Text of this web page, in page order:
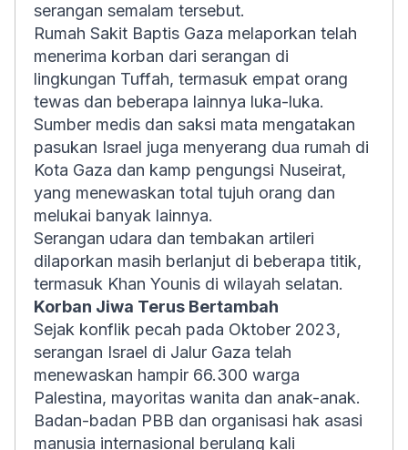
serangan semalam tersebut.
Rumah Sakit Baptis Gaza melaporkan telah
menerima korban dari serangan di
lingkungan Tuffah, termasuk empat orang
tewas dan beberapa lainnya luka-luka.
Sumber medis dan saksi mata mengatakan
pasukan Israel juga menyerang dua rumah di
Kota Gaza dan kamp pengungsi Nuseirat,
yang menewaskan total tujuh orang dan
melukai banyak lainnya.
Serangan udara dan tembakan artileri
dilaporkan masih berlanjut di beberapa titik,
termasuk Khan Younis di wilayah selatan.
Korban Jiwa Terus Bertambah
Sejak konflik pecah pada Oktober 2023,
serangan Israel di Jalur Gaza telah
menewaskan hampir 66.300 warga
Palestina, mayoritas wanita dan anak-anak.
Badan-badan PBB dan organisasi hak asasi
manusia internasional berulang kali